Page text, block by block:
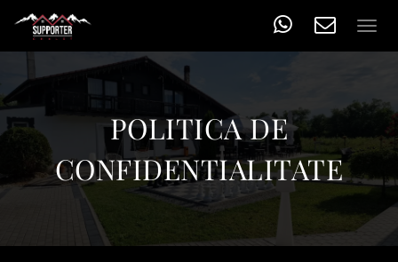
POLITICA DE
CONFIDENTIALITATE